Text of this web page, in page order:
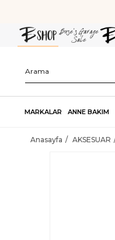
MARKALAR ANNE BAKIM
Anasayfa AKSESUAR